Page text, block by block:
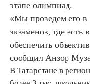
этапе олимпиад.
«Мы проведем его в
экзаменов, где
обеспечить
сообщил Анзор
В Татарстане в